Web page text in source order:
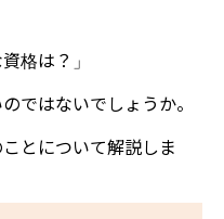
格は？」
ではないでしょうか。
とについて解説しま